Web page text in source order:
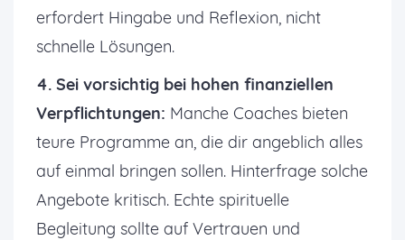
erfordert Hingabe und Reflexion, nicht
schnelle Lösungen.
4. Sei vorsichtig bei hohen finanziellen
Verpflichtungen: Manche Coaches bieten
teure Programme an, die dir angeblich alles
auf einmal bringen sollen. Hinterfrage solche
Angebote kritisch. Echte spirituelle
Begleitung sollte auf Vertrauen und